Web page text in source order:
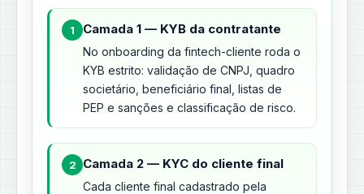
1 Camada 1 — KYB da contratante
No onboarding da fintech-cliente roda o
KYB estrito: validação de CNPJ, quadro
societário, beneficiário final, listas de
PEP e sanções e classificação de risco.
2 Camada 2 — KYC do cliente final
Cada cliente final cadastrado pela